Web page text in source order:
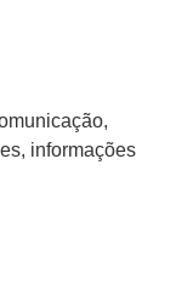
informações